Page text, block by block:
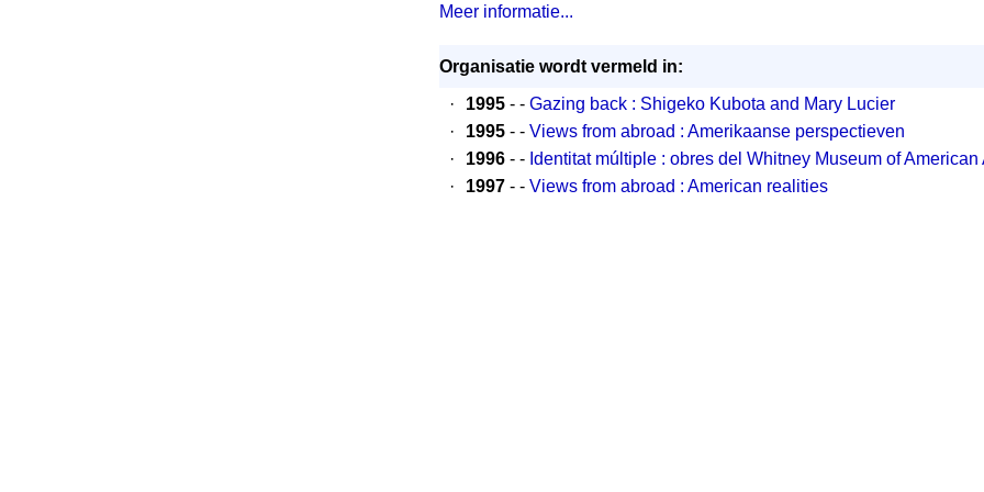
Meer informatie...
Organisatie wordt vermeld in:
·
1995- - Gazing back : Shigeko Kubota and Mary Lucier
·
1995- - Views from abroad : Amerikaanse perspectieven
·
1996- - Identitat múltiple : obres del Whitney Museum of American
·
1997- - Views from abroad : American realities